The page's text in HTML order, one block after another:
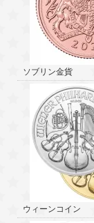
ソブリン金貨
ウィーンコイン